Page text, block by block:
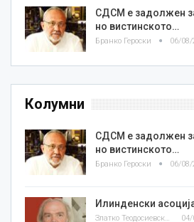
СДСМ е задолжен
но вистинското…
Бранко Героски 06/08/
Колумни
СДСМ е задолжен
но вистинското…
Бранко Героски 06/08/
Илинденски